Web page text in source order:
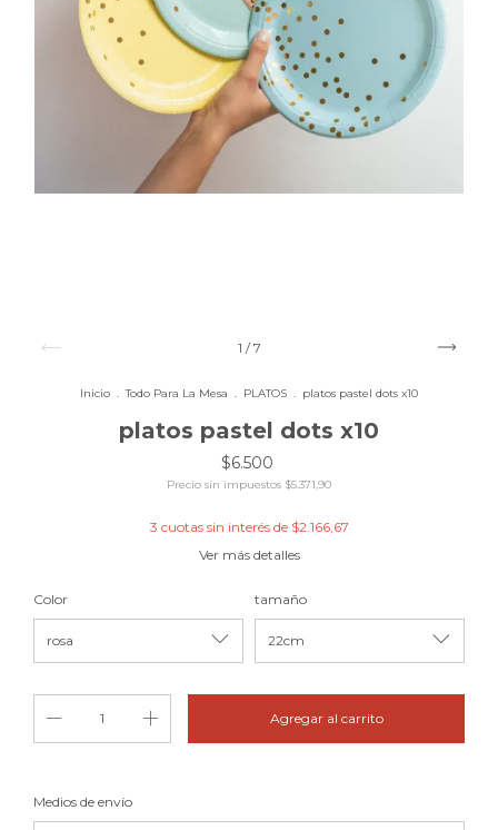
1 /7
Inicio . Todo Para La Mesa . PLATOS . platos pastel dots x10
platos pastel dots x10
$6.500
Precio sin impuestos $5.371,90
3 cuotas sin interés de $2.166,67
Ver más detalles
Color tamaño
Entregas para el CP:
Medios de envío